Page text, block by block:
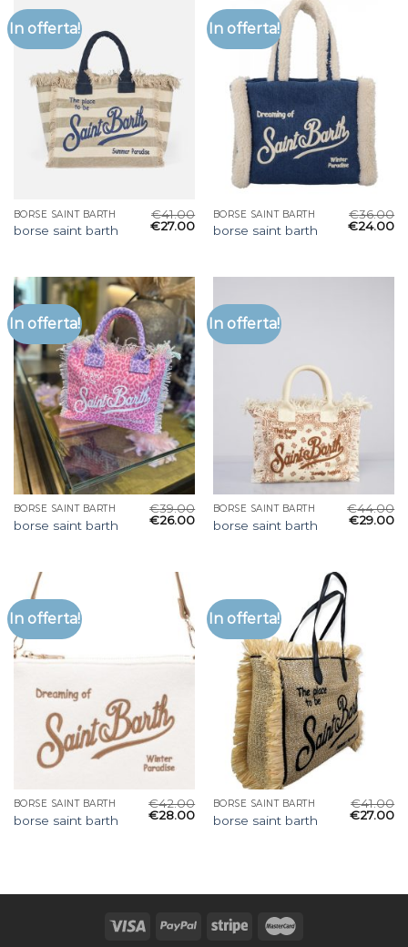
In offerta!
BORSE SAINT BARTH
borse saint barth
€41.00
€27.00
In offerta!
BORSE SAINT BARTH
borse saint barth
€36.00
€24.00
In offerta!
BORSE SAINT BARTH
borse saint barth
€39.00
€26.00
In offerta!
BORSE SAINT BARTH
borse saint barth
€44.00
€29.00
In offerta!
BORSE SAINT BARTH
borse saint barth
€42.00
€28.00
In offerta!
BORSE SAINT BARTH
borse saint barth
€41.00
€27.00